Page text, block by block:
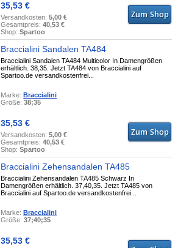
35,53 €
Versandkosten:5,00 €
Gesamtpreis:40,53 €
Shop:Spartoo
Braccialini Sandalen TA484
Braccialini Sandalen TA484 Multicolor In Damengrößen
erhältlich. 38,35. Jetzt TA484 von Braccialini auf
Spartoo.de versandkostenfrei...
Marke:Braccialini
Größe:38;35
35,53 €
Versandkosten:5,00 €
Gesamtpreis:40,53 €
Shop:Spartoo
Braccialini Zehensandalen TA485
Braccialini Zehensandalen TA485 Schwarz In
Damengrößen erhältlich. 37,40,35. Jetzt TA485 von
Braccialini auf Spartoo.de versandkostenfrei...
Marke:Braccialini
Größe:37;40;35
35,53 €